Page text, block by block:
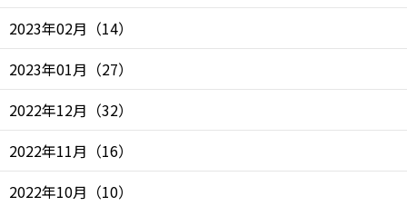
2023年02月 （14）
2023年01月 （27）
2022年12月 （32）
2022年11月 （16）
2022年10月 （10）